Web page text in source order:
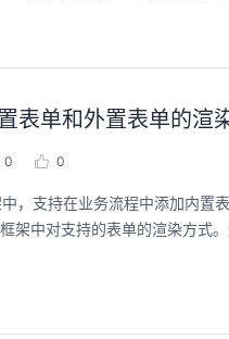
表单和外置表单的渲
0 0
支持在业务流程中添加内置
架中对支持的表单的渲染方式